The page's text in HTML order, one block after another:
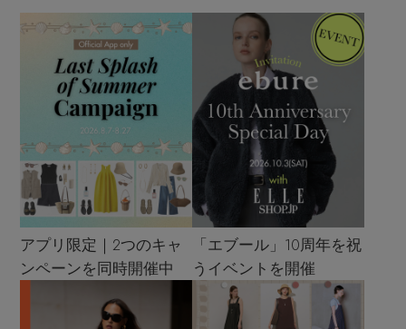
アプリ限定｜2つのキャ
ンペーンを同時開催中
「エブール」10周年を祝
うイベントを開催